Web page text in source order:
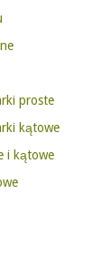
proste
kątowe
i kątowe